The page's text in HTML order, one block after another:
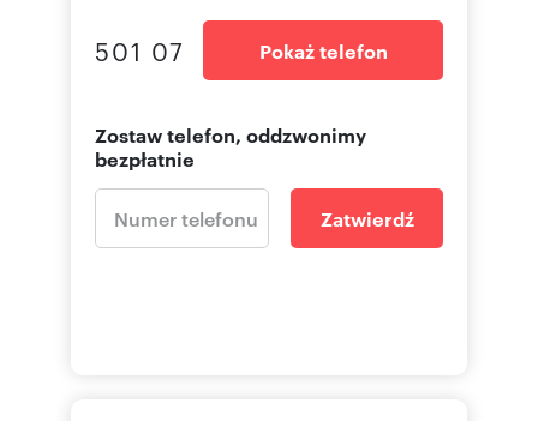
501 07 Pokaż telefon
Zostaw telefon, oddzwonimy
bezpłatnie
Zatwierdź